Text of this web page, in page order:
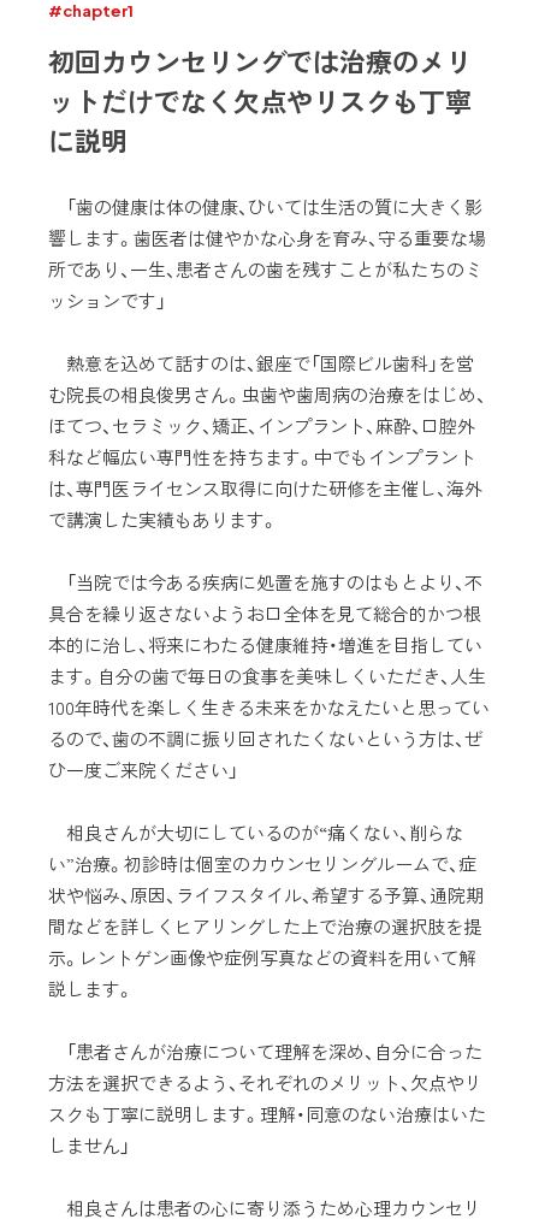
#chapter1
初回カウンセリングでは治療のメリ
ットだけでなく欠点やリスクも丁寧
に説明
「歯の健康は体の健康、ひいては生活の質に大きく影
響します。歯医者は健やかな心身を育み、守る重要な場
所であり、一生、患者さんの歯を残すことが私たちのミ
ッションです」
熱意を込めて話すのは、銀座で「国際ビル歯科」を営
む院長の相良俊男さん。虫歯や歯周病の治療をはじめ、
ほてつ、セラミック、矯正、インプラント、麻酔、口腔外
科など幅広い専門性を持ちます。中でもインプラント
は、専門医ライセンス取得に向けた研修を主催し、海外
で講演した実績もあります。
「当院では今ある疾病に処置を施すのはもとより、不
具合を繰り返さないようお口全体を見て総合的かつ根
本的に治し、将来にわたる健康維持・増進を目指してい
ます。自分の歯で毎日の食事を美味しくいただき、人生
100年時代を楽しく生きる未来をかなえたいと思ってい
るので、歯の不調に振り回されたくないという方は、ぜ
ひ一度ご来院ください」
相良さんが大切にしているのが“痛くない、削らな
い”治療。初診時は個室のカウンセリングルームで、症
状や悩み、原因、ライフスタイル、希望する予算、通院期
間などを詳しくヒアリングした上で治療の選択肢を提
示。レントゲン画像や症例写真などの資料を用いて解
説します。
「患者さんが治療について理解を深め、自分に合った
方法を選択できるよう、それぞれのメリット、欠点やリ
スクも丁寧に説明します。理解・同意のない治療はいた
しません」
相良さんは患者の心に寄り添うため心理カウンセリ